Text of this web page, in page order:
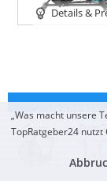
Zum
Details &
„Was macht unsere
TopRatgeber24 nutzt